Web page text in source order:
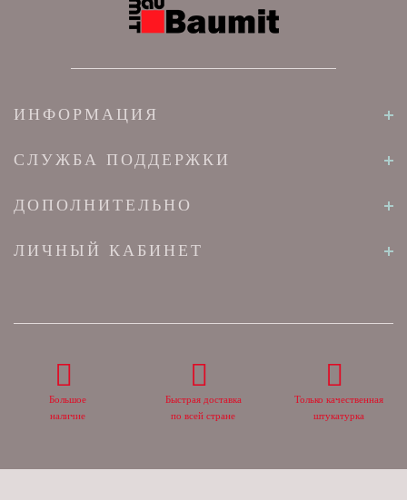
ИНФОРМАЦИЯ
СЛУЖБА ПОДДЕРЖКИ
ДОПОЛНИТЕЛЬНО
ЛИЧНЫЙ КАБИНЕТ
Большое
наличие
Быстрая доставка
по всей стране
Только качественная
штукатурка